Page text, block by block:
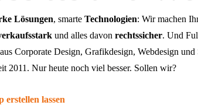
Lösungen, smarte Technologien: Wir machen
und alles davon rechtssicher. Und
Corporate Design, Grafikdesign, Webdesign
2011. Nur heute noch viel besser. Sollen wir?
erstellen lassen